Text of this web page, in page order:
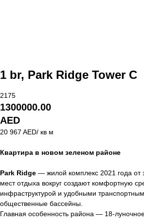
1 br, Park Ridge Tower C
2175
1300000.00
AED
20 967 AED/ кв м
Квартира в новом зеленом районе
Park Ridge — жилой комплекс 2021 года от
мест отдыха вокруг создают комфортную
инфраструктурой и удобными
общественные бассейны.
Главная особенность района — 18-